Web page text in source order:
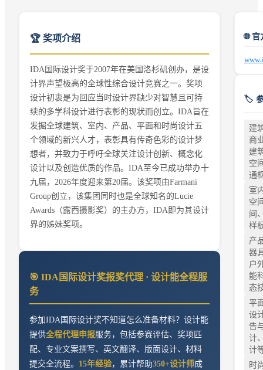
🏆 奖项介绍
IDA国际设计奖于2007年在美国洛杉矶创办，是设
计界声望极高的全球性综合设计竞赛之一。奖项
设计初衷是为回应当时设计界缺少对智慧且可持
续的多学科设计进行表彰的现状而创立。IDA旨在
发掘全球建筑、室内、产品、平面和时尚设计五
个领域的新兴人才，表彰具有传奇色彩的设计梦
想者，并致力于呼吁全球关注设计创新、概念化
设计以及创造优质的作品。IDA至今已成功举办十
九届，2026年度迎来第20届。该奖项由Farmani
Group创立，该集团同时也是全球知名的Lucie
Awards（露西摄影奖）的主办方，IDA即为其设计
界的姊妹奖项。
🎯 IDA国际设计奖报奖代理 · 设计能全程服
务
参加IDA国际设计奖不知道怎么准备材料？设计能
提供全程代理申报服务，包括参赛评估、奖项匹
配、专业文案撰写、英文翻译、版面设计、材料
提交全流程。 15年经验，累计帮助350+设计师成
🌐
🏷️
建
商
建
空
通
室
空
间
样
产
器
户
能
态
平
设
告
计
计
时